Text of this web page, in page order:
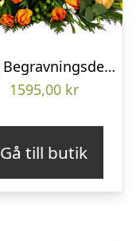
Hög Begravningsdekoration
1595,00 kr
Gå till butik